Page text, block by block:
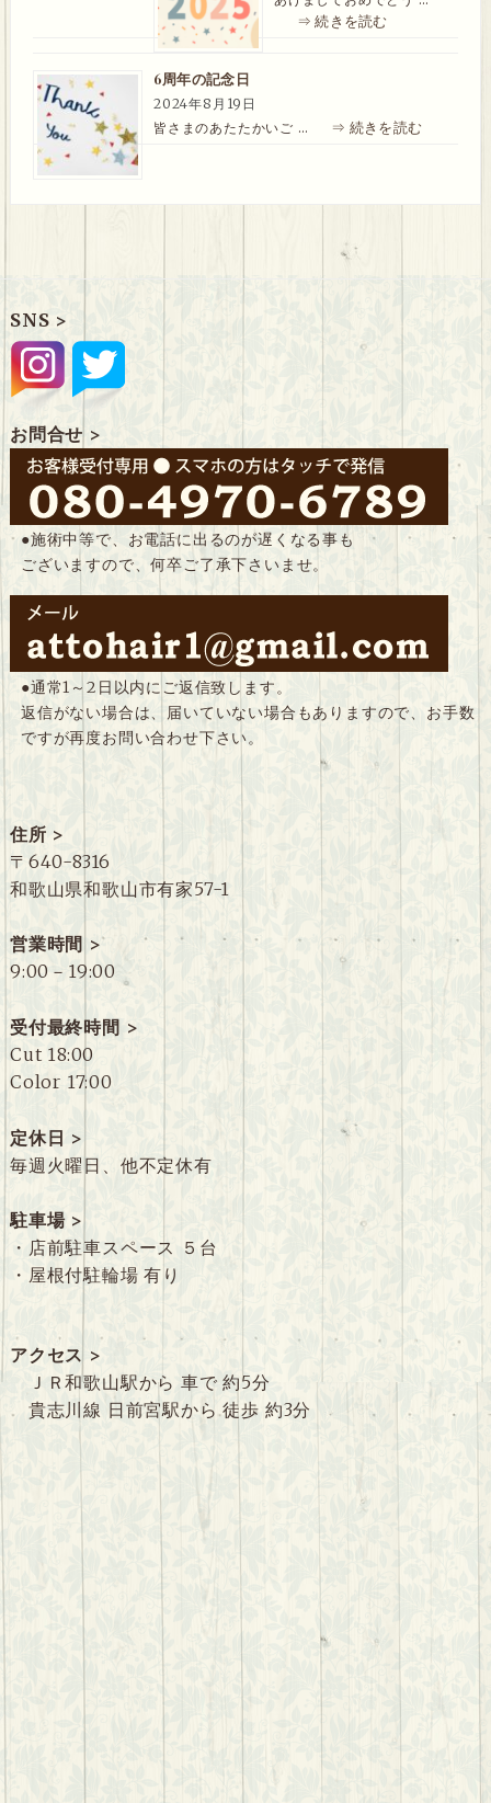
⇒ 続きを読む
6周年の記念日
2024年8月19日
皆さまのあたたかいご …
⇒ 続きを読む
SNS >
お問合せ >
●施術中等で、お電話に出るのが遅くなる事も
ございますので、何卒ご了承下さいませ。
●通常1～2日以内にご返信致します。
返信がない場合は、届いていない場合もありますので、お手数
ですが再度お問い合わせ下さい。
住所 >
〒640-8316
和歌山県和歌山市有家57-1
営業時間 >
9:00－19:00
受付最終時間 >
Cut 18:00
Color 17:00
定休日 >
毎週火曜日、他不定休有
駐車場 >
・店前駐車スペース ５台
・屋根付駐輪場 有り
アクセス >
ＪＲ和歌山駅から 車で 約5分
貴志川線 日前宮駅から 徒歩 約3分